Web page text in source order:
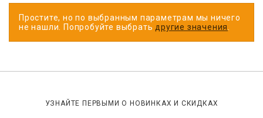
Простите, но по выбранным параметрам мы ничего
не нашли. Попробуйте выбрать другие значения
УЗНАЙТЕ ПЕРВЫМИ О НОВИНКАХ И СКИДКАХ